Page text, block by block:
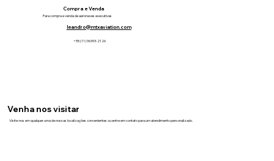
Compra e Venda
Para compra e venda de aeronaves executivas
leandro@mtxaviation.com
+55 (11) 96393-2126
Venha nos visitar
Visite-nos em qualquer uma de nossas localizações convenientes ou entre em contato para um atendimento personalizado.